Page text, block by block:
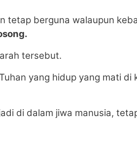
tetap berguna walaupun
tersebut.
yang hidup yang mati di
di dalam jiwa manusia,